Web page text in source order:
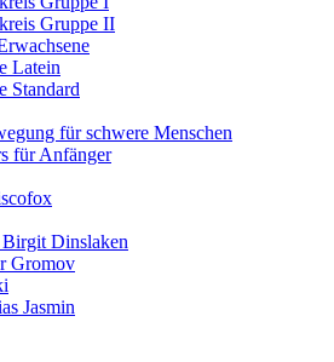
Gruppe II
Latein
Standard
für schwere Menschen​
für Anfänger
Dinslaken
Gromov
Jasmin